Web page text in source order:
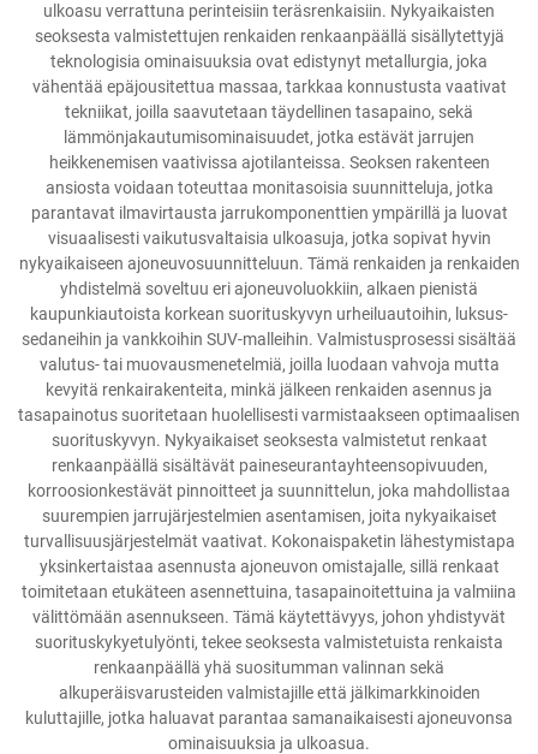
ulkoasu verrattuna perinteisiin teräsrenkaisiin. Nykyaikaisten
seoksesta valmistettujen renkaiden renkaanpäällä sisällytettyjä
teknologisia ominaisuuksia ovat edistynyt metallurgia, joka
vähentää epäjousitettua massaa, tarkkaa konnustusta vaativat
tekniikat, joilla saavutetaan täydellinen tasapaino, sekä
lämmönjakautumisominaisuudet, jotka estävät jarrujen
heikkenemisen vaativissa ajotilanteissa. Seoksen rakenteen
ansiosta voidaan toteuttaa monitasoisia suunnitteluja, jotka
parantavat ilmavirtausta jarrukomponenttien ympärillä ja luovat
visuaalisesti vaikutusvaltaisia ulkoasuja, jotka sopivat hyvin
nykyaikaiseen ajoneuvosuunnitteluun. Tämä renkaiden ja renkaiden
yhdistelmä soveltuu eri ajoneuvoluokkiin, alkaen pienistä
kaupunkiautoista korkean suorituskyvyn urheiluautoihin, luksus-
sedaneihin ja vankkoihin SUV-malleihin. Valmistusprosessi sisältää
valutus- tai muovausmenetelmiä, joilla luodaan vahvoja mutta
kevyitä renkairakenteita, minkä jälkeen renkaiden asennus ja
tasapainotus suoritetaan huolellisesti varmistaakseen optimaalisen
suorituskyvyn. Nykyaikaiset seoksesta valmistetut renkaat
renkaanpäällä sisältävät paineseurantayhteensopivuuden,
korroosionkestävät pinnoitteet ja suunnittelun, joka mahdollistaa
suurempien jarrujärjestelmien asentamisen, joita nykyaikaiset
turvallisuusjärjestelmät vaativat. Kokonaispaketin lähestymistapa
yksinkertaistaa asennusta ajoneuvon omistajalle, sillä renkaat
toimitetaan etukäteen asennettuina, tasapainoitettuina ja valmiina
välittömään asennukseen. Tämä käytettävyys, johon yhdistyvät
suorituskykyetulyönti, tekee seoksesta valmistetuista renkaista
renkaanpäällä yhä suositumman valinnan sekä
alkuperäisvarusteiden valmistajille että jälkimarkkinoiden
kuluttajille, jotka haluavat parantaa samanaikaisesti ajoneuvonsa
ominaisuuksia ja ulkoasua.